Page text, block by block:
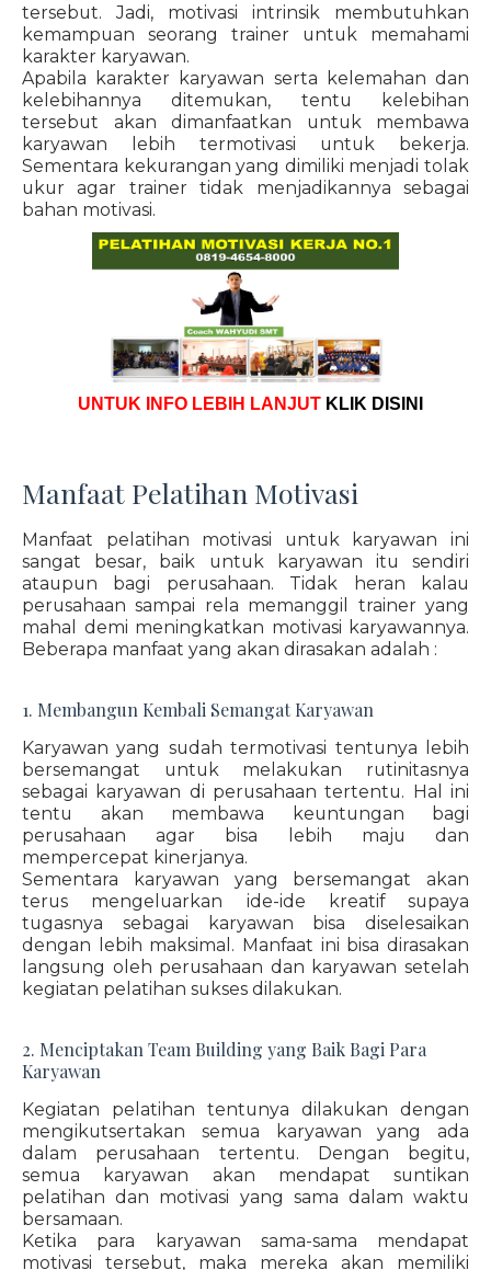
tersebut. Jadi, motivasi intrinsik membutuhkan
kemampuan seorang trainer untuk memahami
karakter karyawan.
Apabila karakter karyawan serta kelemahan dan
kelebihannya ditemukan, tentu kelebihan
tersebut akan dimanfaatkan untuk membawa
karyawan lebih termotivasi untuk bekerja.
Sementara kekurangan yang dimiliki menjadi tolak
ukur agar trainer tidak menjadikannya sebagai
bahan motivasi.
UNTUK INFO LEBIH LANJUT KLIK DISINI
Manfaat Pelatihan Motivasi
Manfaat pelatihan motivasi untuk karyawan ini
sangat besar, baik untuk karyawan itu sendiri
ataupun bagi perusahaan. Tidak heran kalau
perusahaan sampai rela memanggil trainer yang
mahal demi meningkatkan motivasi karyawannya.
Beberapa manfaat yang akan dirasakan adalah :
1. Membangun Kembali Semangat Karyawan
Karyawan yang sudah termotivasi tentunya lebih
bersemangat untuk melakukan rutinitasnya
sebagai karyawan di perusahaan tertentu. Hal ini
tentu akan membawa keuntungan bagi
perusahaan agar bisa lebih maju dan
mempercepat kinerjanya.
Sementara karyawan yang bersemangat akan
terus mengeluarkan ide-ide kreatif supaya
tugasnya sebagai karyawan bisa diselesaikan
dengan lebih maksimal. Manfaat ini bisa dirasakan
langsung oleh perusahaan dan karyawan setelah
kegiatan pelatihan sukses dilakukan.
2. Menciptakan Team Building yang Baik Bagi Para
Karyawan
Kegiatan pelatihan tentunya dilakukan dengan
mengikutsertakan semua karyawan yang ada
dalam perusahaan tertentu. Dengan begitu,
semua karyawan akan mendapat suntikan
pelatihan dan motivasi yang sama dalam waktu
bersamaan.
Ketika para karyawan sama-sama mendapat
motivasi tersebut, maka mereka akan memiliki